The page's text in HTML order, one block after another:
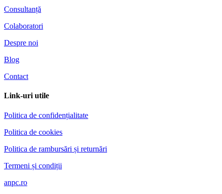
Consultanță
Colaboratori
Despre noi
Blog
Contact
Link-uri utile
Politica de confidențialitate
Politica de cookies
Politica de rambursări și returnări
Termeni și condiții
anpc.ro